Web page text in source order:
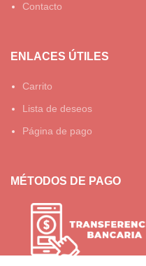
Contacto
ENLACES ÚTILES
Carrito
Lista de deseos
Página de pago
MÉTODOS DE PAGO